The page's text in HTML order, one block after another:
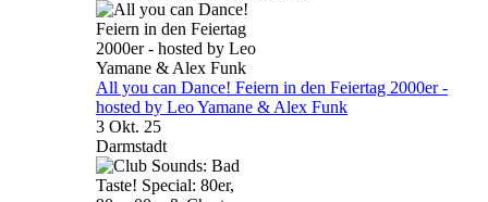
All you can Dance! Feiern in den Feiertag 2000er -
hosted by Leo Yamane & Alex Funk
3 Okt. 25
Darmstadt